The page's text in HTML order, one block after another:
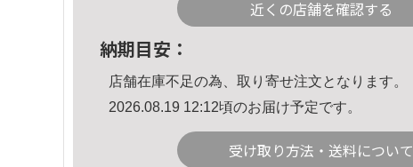
近くの店舗を確認する
納期目安：
店舗在庫不足の為、取り寄せ注文となります。
2026.08.19 12:12頃のお届け予定です。
受け取り方法・送料について